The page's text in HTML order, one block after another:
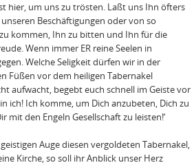
hier, um uns zu trösten. Laßt uns Ihn öfters
Beschäftigungen oder von so
kommen, Ihn zu bitten und Ihn für die
Wenn immer ER reine Seelen in
Welche Seligkeit dürfen wir in der
Füßen vor dem heiligen Tabernakel
aufwacht, begebt euch schnell im Geiste vor
ich! Ich komme, um Dich anzubeten, Dich zu
mit den Engeln Gesellschaft zu leisten!‘
Auge diesen vergoldeten Tabernakel,
Kirche, so soll ihr Anblick unser Herz